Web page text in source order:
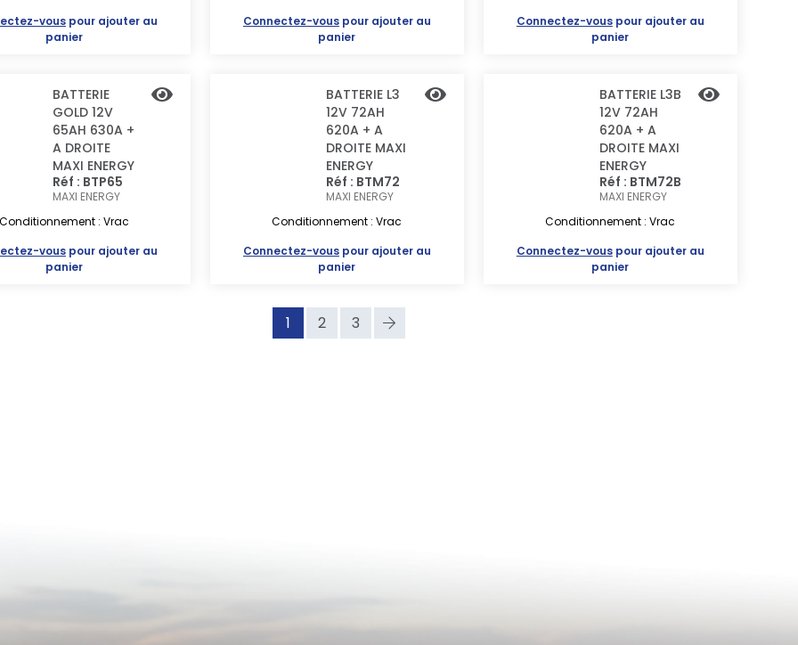
vous pour ajouter au
panier
Connectez-vouspour ajouter au
panier
Connectez-vouspour ajouter au
panier
BATTERIE
GOLD 12V
65AH 630A +
A DROITE
MAXI ENERGY
Réf : BTP65
MAXI ENERGY
: Vrac
vous pour ajouter au
panier
BATTERIE L3
12V 72AH
620A + A
DROITE MAXI
ENERGY
Réf : BTM72
MAXI ENERGY
Conditionnement : Vrac
Connectez-vouspour ajouter au
panier
BATTERIE L3B
12V 72AH
620A + A
DROITE MAXI
ENERGY
Réf : BTM72B
MAXI ENERGY
Conditionnement : Vrac
Connectez-vouspour ajouter au
panier
1 2 3